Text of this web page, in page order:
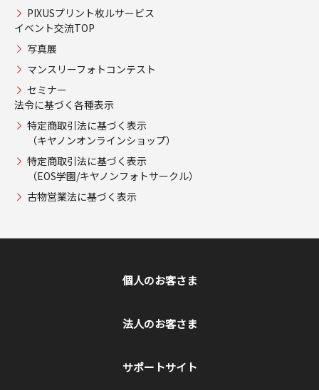
PIXUSプリント枚ルサービス
イベント交流TOP
写真展
マンスリーフォトコンテスト
セミナー
法令に基づく各種表示
特定商取引法に基づく表示
（キヤノンオンラインショップ）
特定商取引法に基づく表示
（EOS学園/キヤノンフォトサークル）
古物営業法に基づく表示
個人のお客さま
法人のお客さま
サポートサイト